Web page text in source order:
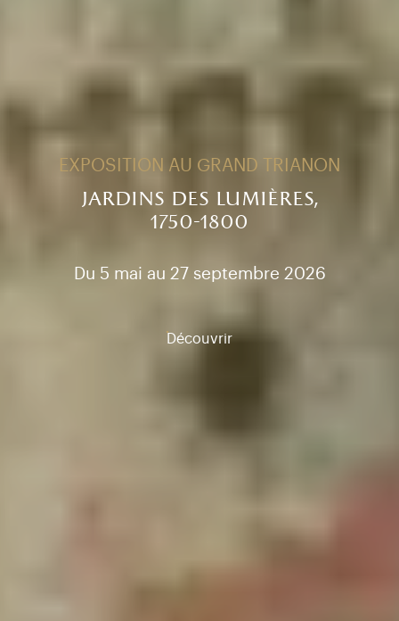
EXPOSITION AU GRAND TRIANON
jardins des lumières,
1750-1800
Du 5 mai au 27 septembre 2026
Découvrir